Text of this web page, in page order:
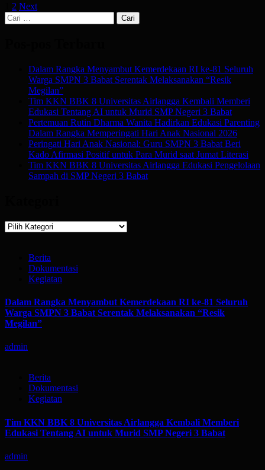
Paginasi
pos
2 Next
Cari
untuk:
Dalam Rangka Menyambut Kemerdekaan RI ke-81 Seluruh
Warga SMPN 3 Babat Serentak Melaksanakan “Resik
Megilan”
Tim KKN BBK 8 Universitas Airlangga Kembali Memberi
Edukasi Tentang AI untuk Murid SMP Negeri 3 Babat
Pertemuan Rutin Dharma Wanita Hadirkan Edukasi Parenting
Dalam Rangka Memperingati Hari Anak Nasional 2026
Peringati Hari Anak Nasional: Guru SMPN 3 Babat Beri
Kado Afirmasi Positif untuk Para Murid saat Jumat Literasi
Tim KKN BBK 8 Universitas Airlangga Edukasi Pengelolaan
Sampah di SMP Negeri 3 Babat
Kategori
Berita
Dokumentasi
Kegiatan
Dalam Rangka Menyambut Kemerdekaan RI ke-81 Seluruh
Warga SMPN 3 Babat Serentak Melaksanakan “Resik
Megilan”
admin
Berita
Dokumentasi
Kegiatan
Tim KKN BBK 8 Universitas Airlangga Kembali Memberi
Edukasi Tentang AI untuk Murid SMP Negeri 3 Babat
admin